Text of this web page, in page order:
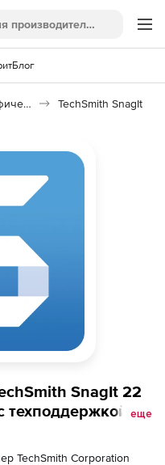
Блог
Другие графические утилиты TechSmith SnagIt
SnagIt 22
еще
TechSmith Corporation